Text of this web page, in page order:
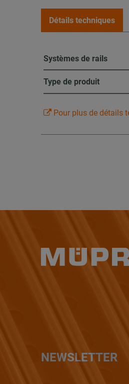
Détails techniques
Systèmes de rails
Type de produit
Pour plus de détails
NEWSLETTER